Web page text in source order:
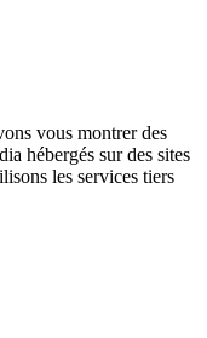
vous montrer des
hébergés sur des sites
les services tiers